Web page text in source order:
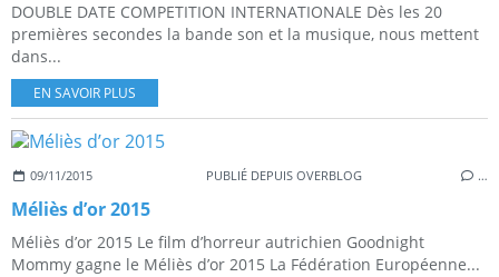
DOUBLE DATE COMPETITION INTERNATIONALE Dès les 20
premières secondes la bande son et la musique, nous mettent
dans...
EN SAVOIR PLUS
09/11/2015 PUBLIÉ DEPUIS OVERBLOG …
Méliès d’or 2015
Méliès d’or 2015 Le film d’horreur autrichien Goodnight
Mommy gagne le Méliès d’or 2015 La Fédération Européenne...